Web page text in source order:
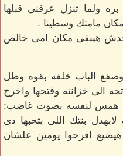
ولما تنزل عرفنى قبلها
مامتك وسطينا .
هيبقى مكان امى خالص
الباب خلفه بقوه وظل
الى خزانته وفتحها واخرج
ثم همس لنفسه بصوت غاضب:
بنتك اللى بتحبها دى
افرحوا يومين علشان